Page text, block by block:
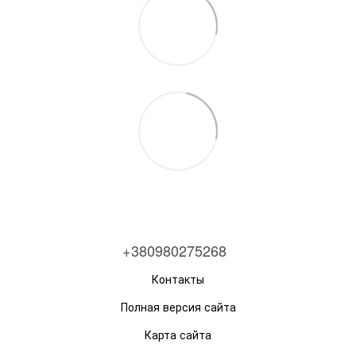
+380980275268
Контакты
Полная версия сайта
Карта сайта